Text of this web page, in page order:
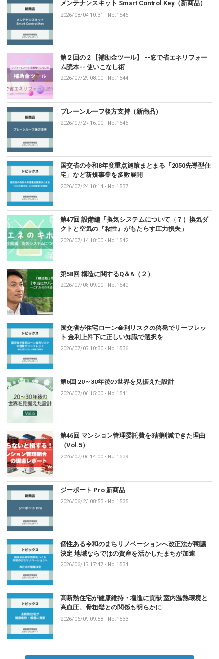
メンテナンスキット Smart Control Key（新商品）
2026/08/04 10:31 - No.1546
第２回の２【補助金ツール】 --窓で省エネリフォー
ム読本-- 使いこなし術
2026/07/29 08:00 - No.1544
プレーンルーフ後方支持（新商品）
2026/07/27 16:00 - No.1545
国交省の令和8年度重点施策まとまる「2050先導型住
宅」など新規事業を多数展開
2026/07/24 10:14 - No.1537
第47回 設備編「換気システムについて（７）換気ダ
クトと空気の『粘性』がもたらす圧力損失」
2026/07/14 18:00 - No.1542
第58回 構造に関するQ＆A（２）
2026/07/08 09:00 - No.1540
国交省が住宅ローン金利リスクの啓発でリーフレッ
ト 金利上昇下に正しい知識で選択を
2026/07/07 10:30 - No.1536
第6回 20～30年後の世界を見据えた設計
2026/07/06 15:00 - No.1541
第46回 マンション管理委託費を3割削減できた理由
（Vol.5）
2026/07/06 14:00 - No.1539
ジーポート Pro 新商品
2026/06/23 08:53 - No.1535
個性ある令和のまちリノベーションへ改正法が閣議
決定 地域ならではの資産を活かしたまちが加速
2026/06/17 17:47 - No.1534
高断熱住宅が健康維持・増進に貢献 室内温熱環境と
高血圧、骨粗鬆との関係も明らかに
2026/06/09 09:58 - No.1533